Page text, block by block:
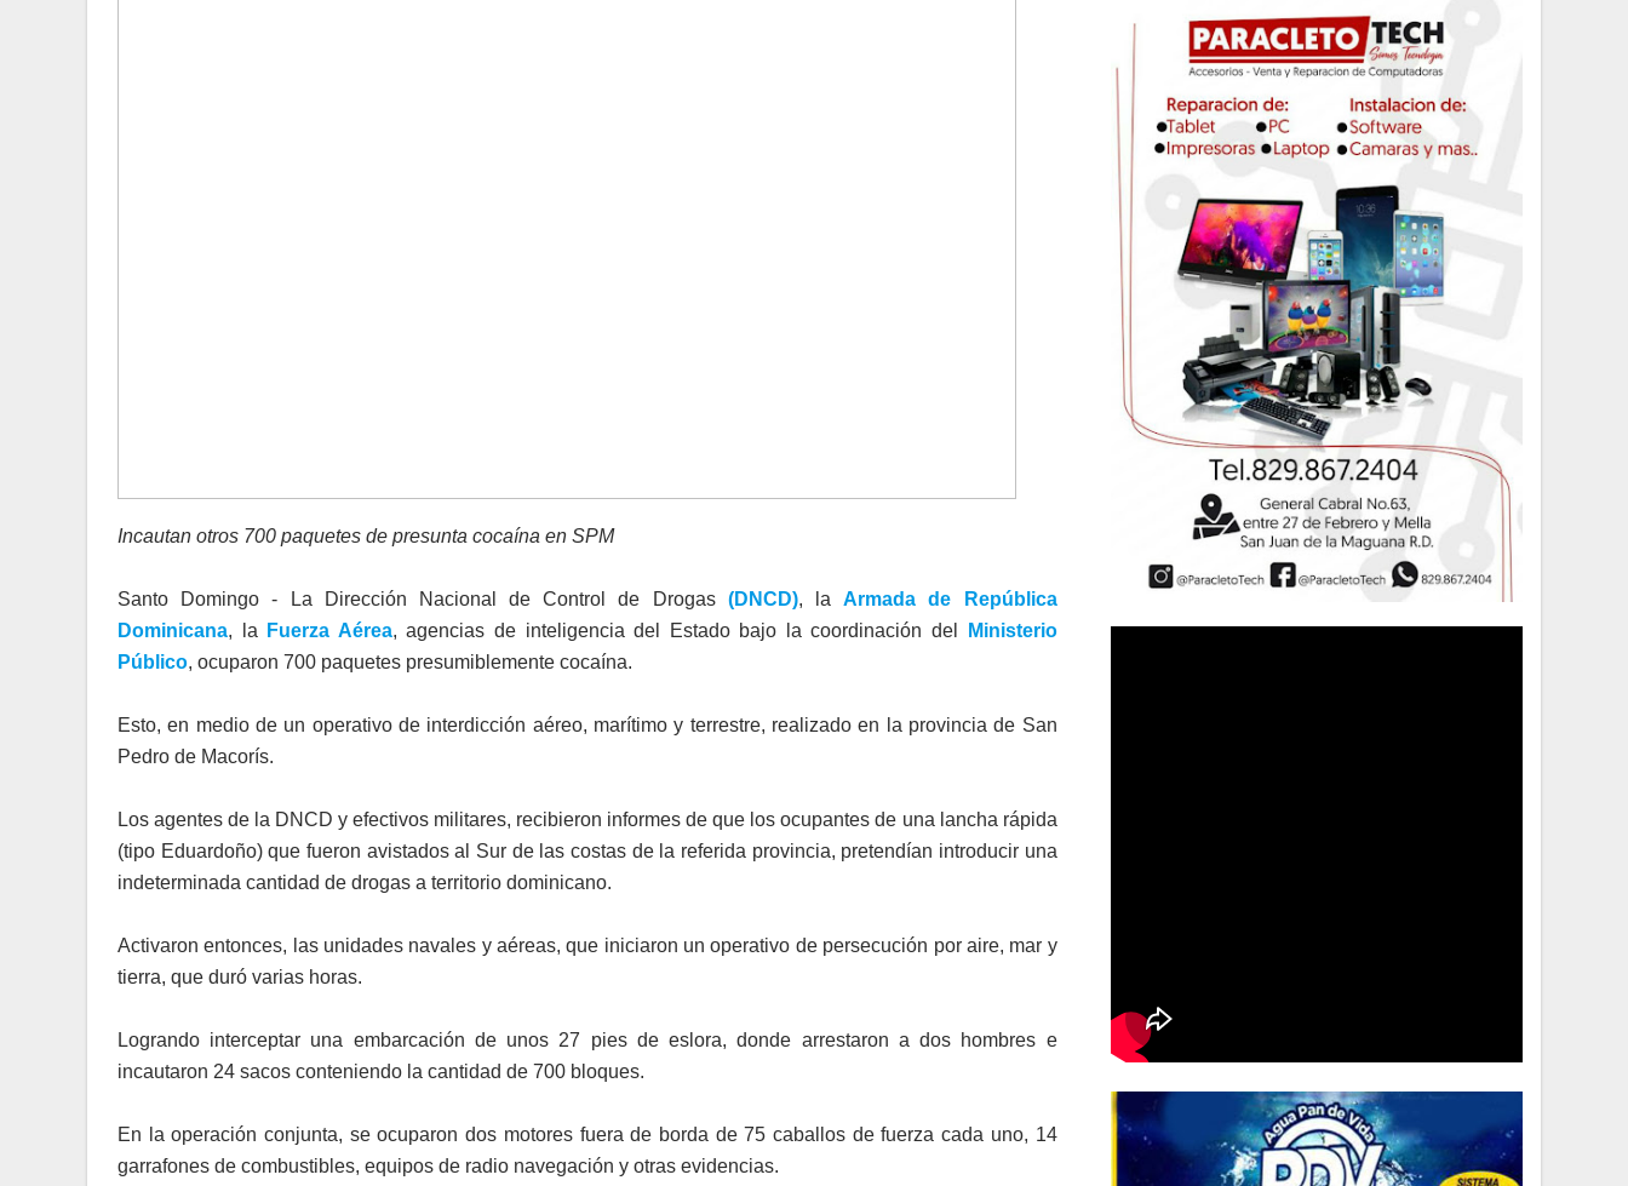
Incautan otros 700 paquetes de presunta cocaína en SPM
Santo Domingo - La Dirección Nacional de Control de Drogas (DNCD), laArmada de República
Dominicana, la Fuerza Aérea, agencias de inteligencia del Estado bajo la coordinación del
Ministerio
Público, ocuparon 700 paquetes presumiblemente cocaína.
Esto, en medio de un operativo de interdicción aéreo, marítimo y terrestre, realizado en la provincia de San
Pedro de Macorís.
Los agentes de la DNCD y efectivos militares, recibieron informes de que los ocupantes de una lancha rápida
(tipo Eduardoño) que fueron avistados al Sur de las costas de la referida provincia, pretendían introducir una
indeterminada cantidad de drogas a territorio dominicano.
Activaron entonces, las unidades navales y aéreas, que iniciaron un operativo de persecución por aire, mar y
tierra, que duró varias horas.
Logrando interceptar una embarcación de unos 27 pies de eslora, donde arrestaron a dos hombres e
incautaron 24 sacos conteniendo la cantidad de 700 bloques.
En la operación conjunta, se ocuparon dos motores fuera de borda de 75 caballos de fuerza cada uno, 14
garrafones de combustibles, equipos de radio navegación y otras evidencias.